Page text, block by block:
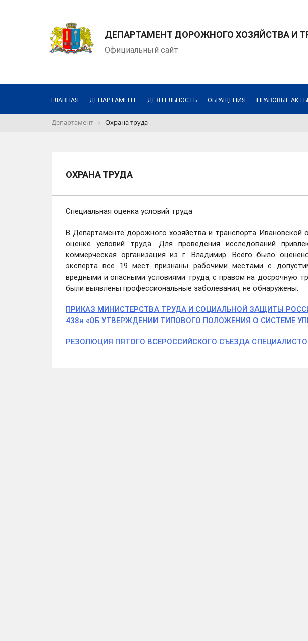
ДЕПАРТАМЕНТ ДОРОЖНОГО ХОЗЯЙСТВА И
Официальный сайт
ГЛАВНАЯ ДЕПАРТАМЕНТ ДЕЯТЕЛЬНОСТЬ ОБРАЩЕНИЯ ПРАВОВЫЕ АКТЫ
Департамент Охрана труда
ОХРАНА ТРУДА
Специальная оценка условий труда
В Департаменте дорожного хозяйства и транспорта
оценке условий труда. Для проведения исследований
коммерческая организация из г. Владимир. Всего было
эксперта все 19 мест признаны рабочими местами с
вредными и опасными условиями труда, с правом на досрочную
были выявлены профессиональные заболевания, не обнаружены.
ПРИКАЗ МИНИСТЕРСТВА ТРУДА И СОЦИАЛЬНОЙ ЗАЩИТЫ
438н «ОБ УТВЕРЖДЕНИИ ТИПОВОГО ПОЛОЖЕНИЯ О СИСТЕМЕ
РЕЗОЛЮЦИЯ ПЯТОГО ВСЕРОССИЙСКОГО СЪЕЗДА